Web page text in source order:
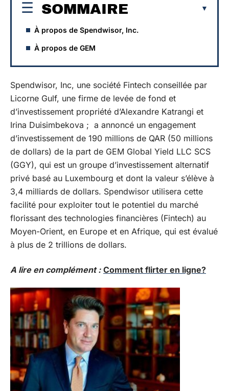
SOMMAIRE
À propos de Spendwisor, Inc.
À propos de GEM
Spendwisor, Inc, une société Fintech conseillée par
Licorne Gulf, une firme de levée de fond et
d’investissement propriété d’Alexandre Katrangi et
Irina Duisimbekova ; a annoncé un engagement
d’investissement de 190 millions de QAR (50 millions
de dollars) de la part de GEM Global Yield LLC SCS
(GGY), qui est un groupe d’investissement alternatif
privé basé au Luxembourg et dont la valeur s’élève à
3,4 milliards de dollars. Spendwisor utilisera cette
facilité pour exploiter tout le potentiel du marché
florissant des technologies financières (Fintech) au
Moyen-Orient, en Europe et en Afrique, qui est évalué
à plus de 2 trillions de dollars.
A lire en complément : Comment flirter en ligne?